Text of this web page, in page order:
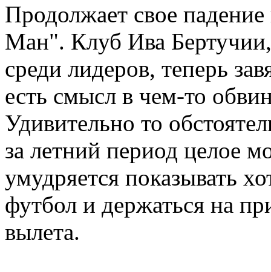
Продолжает свое
Ман". Клуб Ива
среди лидеров, теперь
есть смысл в чем-то
Удивительно то
за летний период целое
умудряется показывать
футбол и держаться на
вылета.